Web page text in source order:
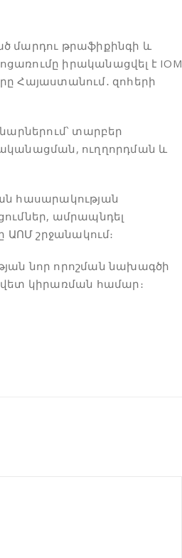
մարդու թրաֆիքինգի և
իրականացվել է IOM
Հայաստանում․ զոհերի
տարբեր
ուղղորդման և
հասարակության
ամրապնդել
շրջանակում։
նոր որոշման նախագծի
կիրառման համար։